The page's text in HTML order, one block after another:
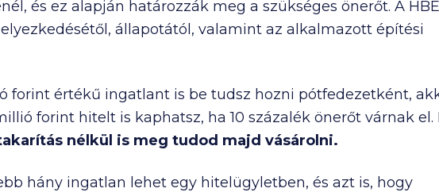
és ez alapján határozzák meg a szükséges önerőt. A HBÉ
állapotától, valamint az alkalmazott építési
forint értékű ingatlant is be tudsz hozni pótfedezetként,
forint hitelt is kaphatsz, ha 10 százalék önerőt várnak el.
nélkül is meg tudod majd vásárolni.
hány ingatlan lehet egy hitelügyletben, és azt is, hogy